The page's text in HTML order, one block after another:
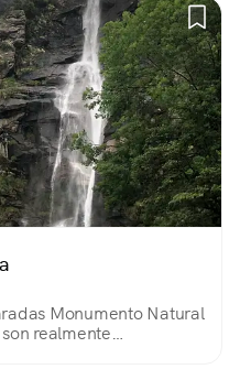
Monumento Natural
realmente